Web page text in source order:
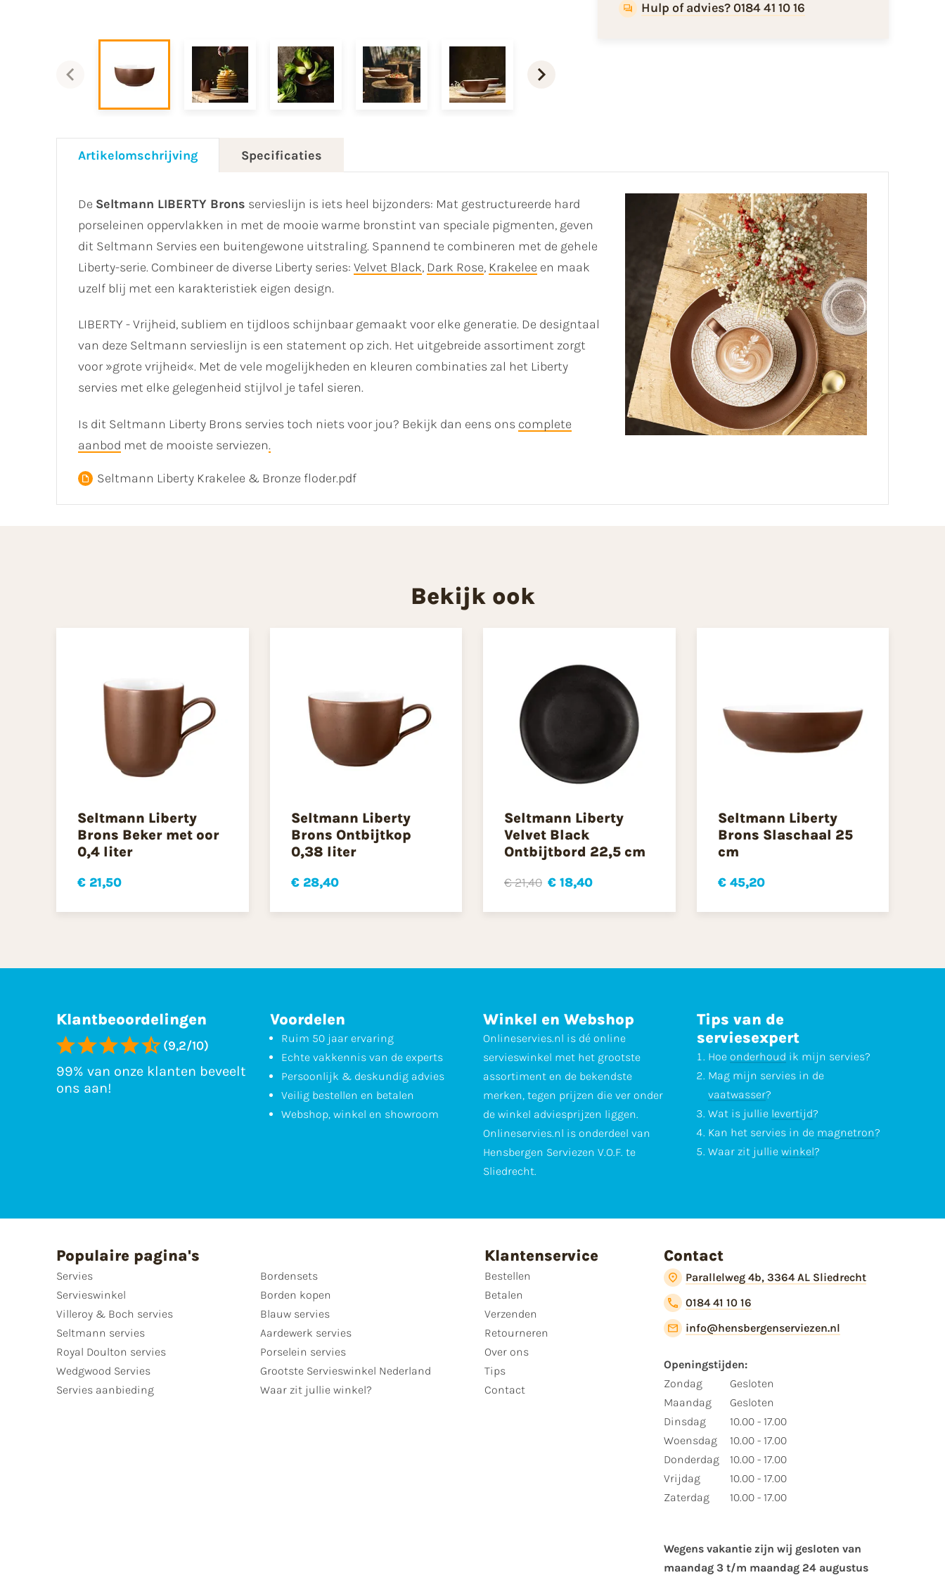
Hulp of advies? 0184 41 10 16
Artikelomschrijving Specificaties
De Seltmann LIBERTY Brons servieslijn is iets heel bijzonders: Mat gestructureerde hard
porseleinen oppervlakken in met de mooie warme bronstint van speciale pigmenten, geven
dit Seltmann Servies een buitengewone uitstraling. Spannend te combineren met de gehele
Liberty-serie. Combineer de diverse Liberty series: Velvet Black, Dark Rose, Krakelee en maak
uzelf blij met een karakteristiek eigen design.
LIBERTY - Vrijheid, subliem en tijdloos schijnbaar gemaakt voor elke generatie. De designtaal
van deze Seltmann servieslijn is een statement op zich. Het uitgebreide assortiment zorgt
voor »grote vrijheid«. Met de vele mogelijkheden en kleuren combinaties zal het Liberty
servies met elke gelegenheid stijlvol je tafel sieren.
Is dit Seltmann Liberty Brons servies toch niets voor jou? Bekijk dan eens ons complete
aanbod met de mooiste serviezen.
Seltmann Liberty Krakelee & Bronze floder.pdf
Bekijk ook
Seltmann Liberty
Brons Beker met oor
0,4 liter
€ 21,50
Seltmann Liberty
Brons Ontbijtkop
0,38 liter
€ 28,40
Seltmann Liberty
Velvet Black
Ontbijtbord 22,5 cm
€ 21,40 € 18,40
Seltmann Liberty
Brons Slaschaal 25
cm
€ 45,20
Klantbeoordelingen
(9,2/10)
99% van onze klanten beveelt
ons aan!
Voordelen
Ruim 50 jaar ervaring
Echte vakkennis van de experts
Persoonlijk & deskundig advies
Veilig bestellen en betalen
Webshop, winkel en showroom
Winkel en Webshop
Onlineservies.nl is dé online
servieswinkel met het grootste
assortiment en de bekendste
merken, tegen prijzen die ver onder
de winkel adviesprijzen liggen.
Onlineservies.nl is onderdeel van
Hensbergen Serviezen V.O.F. te
Sliedrecht.
Tips van de
serviesexpert
Hoe onderhoud ik mijn servies?
Mag mijn servies in de
vaatwasser?
Wat is jullie levertijd?
Kan het servies in de magnetron?
Waar zit jullie winkel?
Populaire pagina's
Servies
Servieswinkel
Villeroy & Boch servies
Seltmann servies
Royal Doulton servies
Wedgwood Servies
Servies aanbieding
Bordensets
Borden kopen
Blauw servies
Aardewerk servies
Porselein servies
Grootste Servieswinkel Nederland
Waar zit jullie winkel?
Klantenservice
Bestellen
Betalen
Verzenden
Retourneren
Over ons
Tips
Contact
Contact
Parallelweg 4b, 3364 AL Sliedrecht
0184 41 10 16
info@hensbergenserviezen.nl
Openingstijden:
Zondag
Maandag
Dinsdag
Woensdag
Donderdag
Vrijdag
Zaterdag
Gesloten
Gesloten
10.00 - 17.00
10.00 - 17.00
10.00 - 17.00
10.00 - 17.00
10.00 - 17.00
Wegens vakantie zijn wij gesloten van ​
maandag 3 t/m maandag 24 augustus